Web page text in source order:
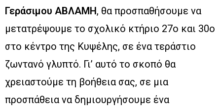
Γεράσιμου ΑΒΛΑΜΗ, θα προσπαθήσουμε να
μετατρέψουμε το σχολικό κτήριο 27ο και 30ο
στο κέντρο της Κυψέλης, σε ένα τεράστιο
ζωντανό γλυπτό. Γι’ αυτό το σκοπό θα
χρειαστούμε τη βοήθεια σας, σε μια
προσπάθεια να δημιουργήσουμε ένα